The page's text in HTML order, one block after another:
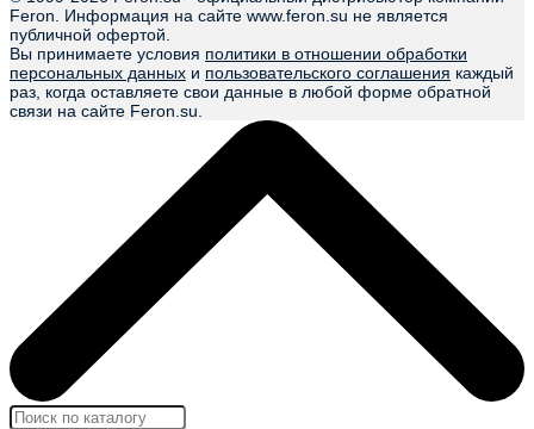
Feron. Информация на сайте www.feron.su не является
публичной офертой.
Вы принимаете условия политики в отношении обработки
персональных данных и пользовательского соглашения каждый
раз, когда оставляете свои данные в любой форме обратной
связи на сайте Feron.su.